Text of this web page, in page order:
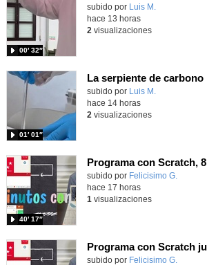
Contenido educativo.
subido por Luis M.
00′ 32″
hace 13 horas
2 visualizaciones
La serpiente de carbono
Contenido educativo.
subido por Luis M.
01′ 01″
hace 14 horas
2 visualizaciones
Contenido educativo.
subido por Felicisimo G.
40′ 17″
hace 17 horas
1 visualizaciones
Contenido educativo.
subido por Felicisimo G.